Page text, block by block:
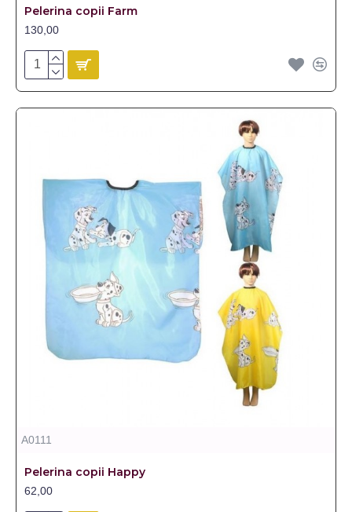
Pelerina copii Farm
130,00
A0111
Pelerina copii Happy
62,00